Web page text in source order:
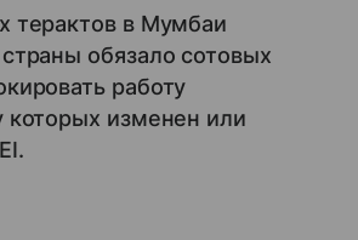
терактов в Мумбаи
обязало сотовых
работу
которых изменен или